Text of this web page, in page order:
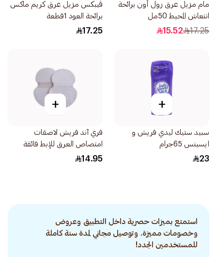
مام مزيل عرق رول أون برائحة
انتعاش المحيط 50مل
17.25
15.52
ڤيبكس مزيل عرق كريم ماكس
برائحة العود 1قطعة
17.25
+
سبيد ستيك ليدي فريش و
ايسينس 65جرام
23
+
فري آند فريش لاصقات
امتصاص العرق للإبط فائقة
النحافة 20قطعة
14.95
استمتع بميزات حصرية داخل التطبيق وعروض
وخصومات مميزة. وتوصيل مجاني لمدة سنة كاملة
للمستخدمين الجدد!